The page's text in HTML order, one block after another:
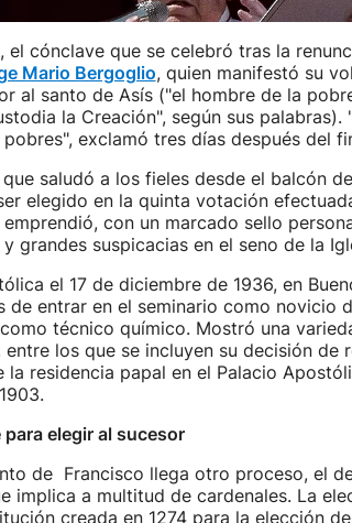
el cónclave que se celebró tras la
Mario Bergoglio, quien manifestó su
al santo de Asís ("el hombre de la
la Creación", según sus palabras).
exclamó tres días después del
saludó a los fieles desde el balcón
elegido en la quinta votación
con un marcado sello
grandes suspicacias en el seno de la
el 17 de diciembre de 1936, en
de entrar en el seminario como novicio
técnico químico. Mostró una
los que se incluyen su decisión de
la residencia papal en el Palacio
elegir al sucesor
de Francisco llega otro proceso, el
implica a multitud de cardenales. La
creada en 1274 para la elección